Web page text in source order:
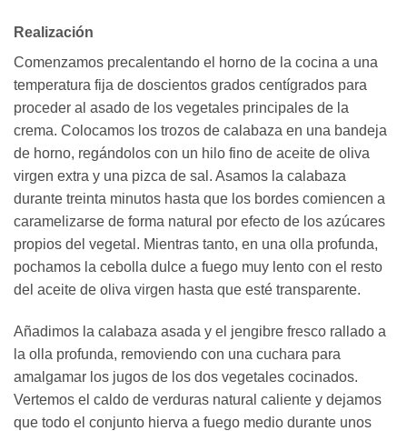
Realización
Comenzamos precalentando el horno de la cocina a una
temperatura fija de doscientos grados centígrados para
proceder al asado de los vegetales principales de la
crema. Colocamos los trozos de calabaza en una bandeja
de horno, regándolos con un hilo fino de aceite de oliva
virgen extra y una pizca de sal. Asamos la calabaza
durante treinta minutos hasta que los bordes comiencen a
caramelizarse de forma natural por efecto de los azúcares
propios del vegetal. Mientras tanto, en una olla profunda,
pochamos la cebolla dulce a fuego muy lento con el resto
del aceite de oliva virgen hasta que esté transparente.
Añadimos la calabaza asada y el jengibre fresco rallado a
la olla profunda, removiendo con una cuchara para
amalgamar los jugos de los dos vegetales cocinados.
Vertemos el caldo de verduras natural caliente y dejamos
que todo el conjunto hierva a fuego medio durante unos